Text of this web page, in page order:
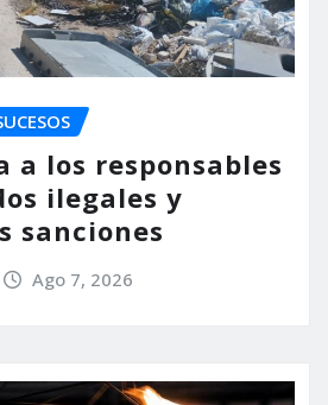
a los responsables
ilegales y
sanciones
Ago 7, 2026